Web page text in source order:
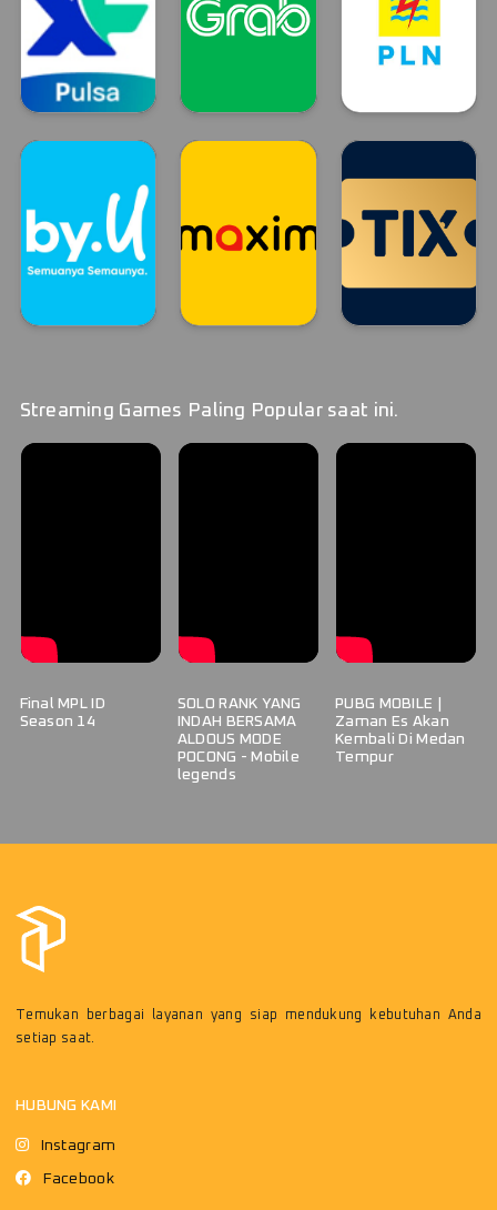
XL GRAB PLN
Streaming Games Paling Popular saat ini.
Final MPL ID
Season 14
SOLO RANK YANG
INDAH BERSAMA
ALDOUS MODE
POCONG - Mobile
legends
PUBG MOBILE |
Zaman Es Akan
Kembali Di Medan
Tempur
Temukan berbagai layanan yang siap mendukung kebutuhan Anda
setiap saat.
HUBUNG KAMI
Instagram
Facebook